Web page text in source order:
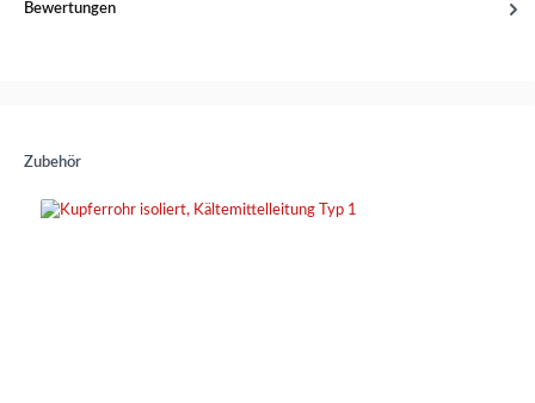
Bewertungen
Zubehör